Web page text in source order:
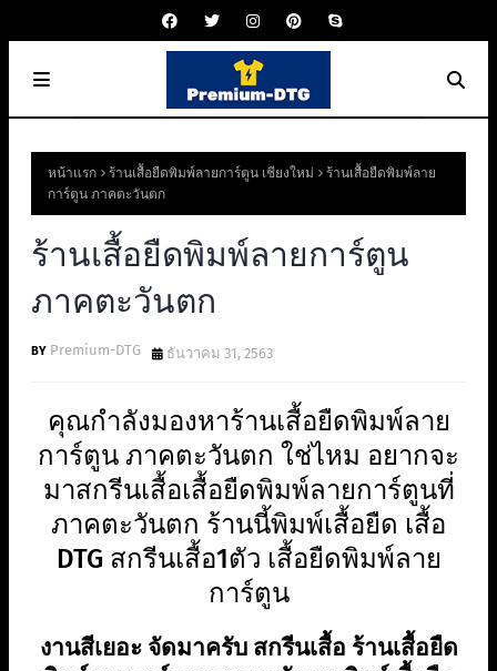
หน้าแรก ร้านเสื้อยืดพิมพ์ลายการ์ตูน เชียงใหม่
ร้านเสื้อยืดพิมพ์ลาย
การ์ตูน ภาคตะวันตก
ร้านเสื้อยืดพิมพ์ลายการ์ตูน
ภาคตะวันตก
Premium-DTG ธันวาคม 31, 2563
คุณกำลังมองหาร้านเสื้อยืดพิมพ์ลาย
การ์ตูน ภาคตะวันตก ใช่ไหม อยากจะ
มาสกรีนเสื้อเสื้อยืดพิมพ์ลายการ์ตูนที่
ภาคตะวันตก ร้านนี้พิมพ์เสื้อยืด เสื้อ
DTG สกรีนเสื้อ1ตัว เสื้อยืดพิมพ์ลาย
การ์ตูน
งานสีเยอะ จัดมาครับ สกรีนเสื้อ ร้านเสื้อยืด